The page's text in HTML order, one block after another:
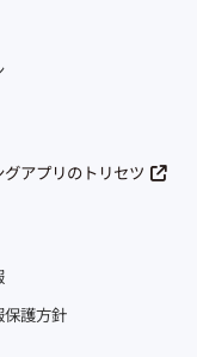
グアプリのトリセツ
護方針